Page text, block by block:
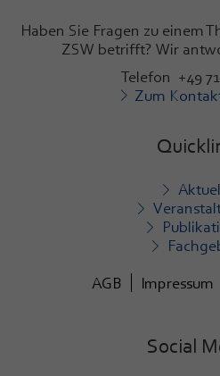
Haben Sie Fragen zu einem
ZSW betrifft? Wir
Telefon +49
Zum
AGB
Impressum
Social